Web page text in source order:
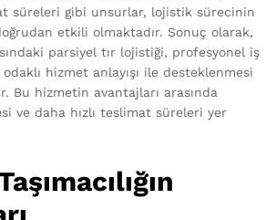
süreleri gibi unsurlar, lojistik sürecinin
etkili olmaktadır. Sonuç olarak,
parsiyel tır lojistiği, profesyonel iş
odaklı hizmet anlayışı ile desteklenmesi
Bu hizmetin avantajları arasında
ve daha hızlı teslimat süreleri yer